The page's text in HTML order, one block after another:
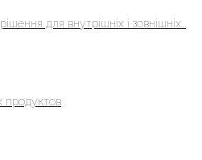
для внутрішніх і зовнішніх...
продуктов